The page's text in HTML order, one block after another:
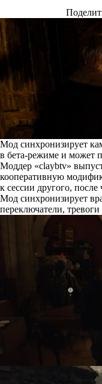
Мод синхронизирует
в бета-режиме и может
Моддер «claybtv»
кооперативную
к сессии другого,
Мод синхронизирует
переключатели,